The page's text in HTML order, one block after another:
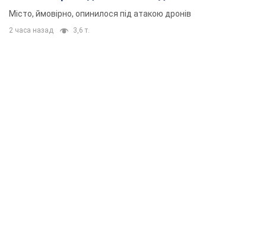
Місто, ймовірно, опинилося під атакою дронів
2 часа назад 3,6 т.